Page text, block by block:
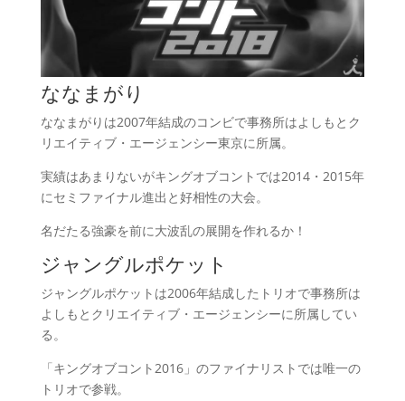
ななまがり
ななまがりは2007年結成のコンビで事務所はよしもとク
リエイティブ・エージェンシー東京に所属。
実績はあまりないがキングオブコントでは2014・2015年
にセミファイナル進出と好相性の大会。
名だたる強豪を前に大波乱の展開を作れるか！
ジャングルポケット
ジャングルポケットは2006年結成したトリオで事務所は
よしもとクリエイティブ・エージェンシーに所属してい
る。
「キングオブコント2016」のファイナリストでは唯一の
トリオで参戦。